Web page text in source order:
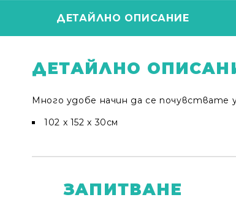
ДЕТАЙЛНО ОПИСАНИЕ
ДЕТАЙЛНО
Много удобе начин да се почувствате
102 x 152 x 30см
ЗАПИТВАНЕ